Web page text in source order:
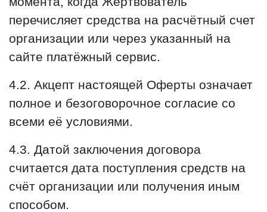
перечисляет средства на расчётный счет
организации или через указанный на
сайте платёжный сервис.
4.2. Акцепт настоящей Оферты означает
полное и безоговорочное согласие со
всеми её условиями.
4.3. Датой заключения договора
считается дата поступления средств на
счёт организации или получения иным
способом.